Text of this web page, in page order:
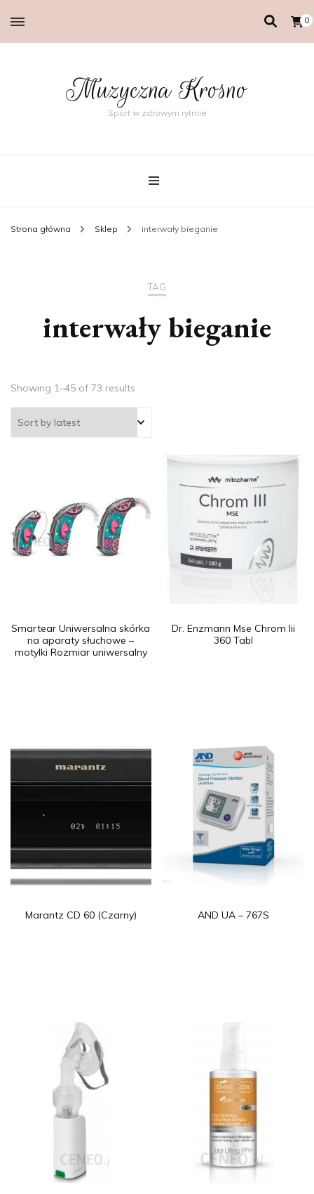
0
Muzyczna Krosno
Sport w zdrowym rytmie
Strona główna Sklep interwały bieganie
TAG
interwały bieganie
Showing 1–45 of 73 results
Smartear Uniwersalna skórka
na aparaty słuchowe –
motylki Rozmiar uniwersalny
Dr. Enzmann Mse Chrom Iii
360 Tabl
Marantz CD 60 (Czarny) AND UA – 767S